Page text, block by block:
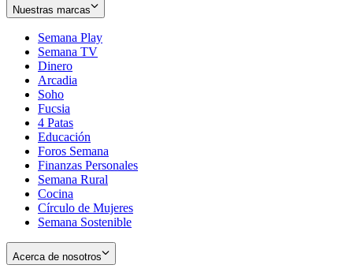
Nuestras marcas
Semana Play
Semana TV
Dinero
Arcadia
Soho
in
new
window
Fucsia
in
new
window
4 Patas
Educación
Foros Semana
Finanzas Personales
Semana Rural
Cocina
Círculo de Mujeres
Semana Sostenible
Acerca de nosotros